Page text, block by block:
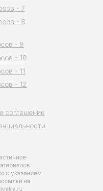
с указанием
на
соглашение
- 7
- 8
- 9
- 10
- 11
- 12